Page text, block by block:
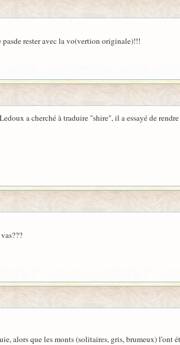
pasde rester avec la vo(vertion originale)!!!
a cherché à traduire "shire", il a essayé de
alors que les monts (solitaires, gris, brumeux) l'ont